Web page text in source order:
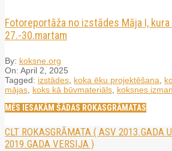
Fotoreportāža no izstādes Māja I,
27.-30.martam
By: koksne.org
On: April 2, 2025
Tagged: izstādes koka ēku projektēšana
mājas koks kā būvmateriāls koksnes
MĒS IESAKĀM ŠĀDAS ROKASGRĀMATAS
CLT ROKASGRĀMATA ( ASV 2013.GADA
2019.GADA VERSIJA )